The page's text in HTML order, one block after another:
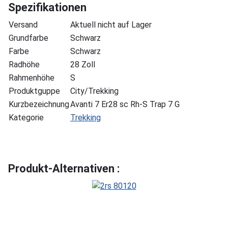
Spezifikationen
Versand
Aktuell nicht auf Lager
Grundfarbe
Schwarz
Farbe
Schwarz
Radhöhe
28 Zoll
Rahmenhöhe
S
Produktguppe
City/Trekking
KurzbezeichnungAvanti 7 Er28 sc Rh-S Trap 7 G
Kategorie
Trekking
Produkt-Alternativen :